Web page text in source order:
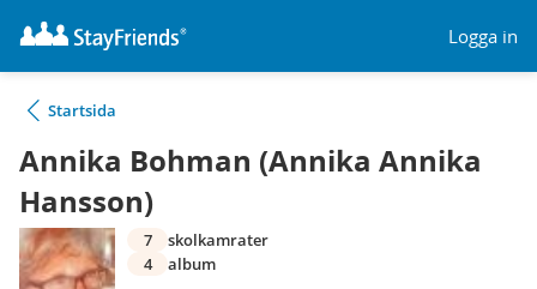
Logga in
Startsida
Annika Bohman (Annika Annika
Hansson)
7
skolkamrater
4
album